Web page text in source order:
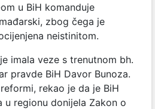
u BiH komanduje
zbog čega je
neistinitom.
imala veze s trenutnom bh.
pravde BiH Davor Bunoza.
rekao je da je BiH
u regionu donijela Zakon o